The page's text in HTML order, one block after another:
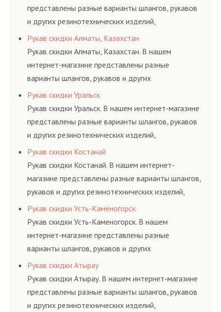
представлены разные варианты шлангов, рукавов
и других резинотехнических изделий,
соответствующих ГОСТам, техническим условиям
и нормативам.
Рукав скидки Алматы, Казахстан
Рукав скидки Алматы, Казахстан. В нашем
интернет-магазине представлены разные
варианты шлангов, рукавов и других
резинотехнических изделий, соответствующих
ГОСТам, техническим условиям и нормативам.
Рукав скидки Уральск
Рукав скидки Уральск. В нашем интернет-магазине
представлены разные варианты шлангов, рукавов
и других резинотехнических изделий,
соответствующих ГОСТам, техническим условиям
и нормативам.
Рукав скидки Костанай
Рукав скидки Костанай. В нашем интернет-
магазине представлены разные варианты шлангов,
рукавов и других резинотехнических изделий,
соответствующих ГОСТам, техническим условиям
и нормативам.
Рукав скидки Усть-Каменогорск
Рукав скидки Усть-Каменогорск. В нашем
интернет-магазине представлены разные
варианты шлангов, рукавов и других
резинотехнических изделий, соответствующих
ГОСТам, техническим условиям и нормативам.
Рукав скидки Атырау
Рукав скидки Атырау. В нашем интернет-магазине
представлены разные варианты шлангов, рукавов
и других резинотехнических изделий,